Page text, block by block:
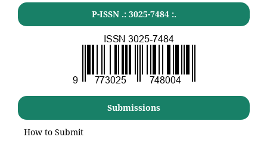
P-ISSN .: 3025-7484:.
Submissions
How to Submit